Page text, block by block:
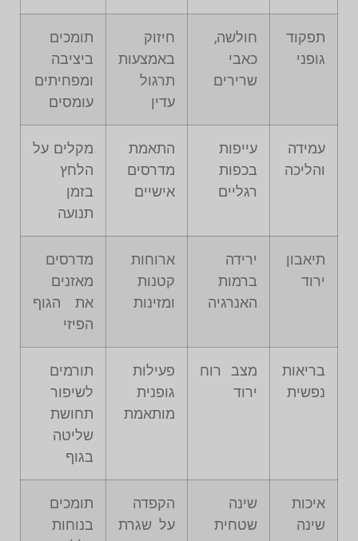
תפקוד
גופני
חולשה,
כאבי
שרירים
חיזוק
באמצעות
תרגול
עדין
תומכים
ביציבה
ומפחיתים
עומסים
עמידה
והליכה
עייפות
בכפות
רגליים
התאמת
מדרסים
אישיים
מקלים על
הלחץ
בזמן
תנועה
תיאבון
ירוד
ירידה
ברמות
האנרגיה
ארוחות
קטנות
ומזינות
מדרסים
מאזנים
את הגוף
הפיזי
בריאות
נפשית
מצב רוח
ירוד
פעילות
גופנית
מותאמת
תורמים
לשיפור
תחושת
שליטה
בגוף
איכות
שינה
שינה
שטחית
הקפדה
על שגרת
תומכים
בנוחות